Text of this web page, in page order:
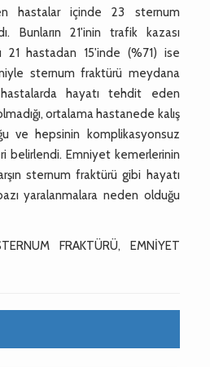
hastalar içinde 23 sternum
Bunların 21'inin trafik kazası
hastadan 15'inde (%71) ise
sternum fraktürü meydana
hayatı tehdit eden
ortalama hastanede kalış
ve hepsinin komplikasyonsuz
belirlendi. Emniyet kemerlerinin
sternum fraktürü gibi hayatı
yaralanmalara neden olduğu
FRAKTÜRÜ, EMNİYET